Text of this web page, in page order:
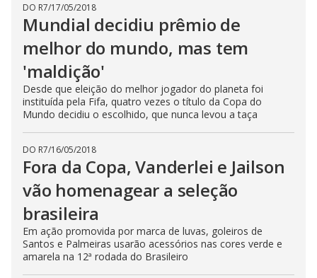
DO R7/17/05/2018
Mundial decidiu prêmio de
melhor do mundo, mas tem
'maldição'
Desde que eleição do melhor jogador do planeta foi
instituída pela Fifa, quatro vezes o título da Copa do
Mundo decidiu o escolhido, que nunca levou a taça
DO R7/16/05/2018
Fora da Copa, Vanderlei e Jailson
vão homenagear a seleção
brasileira
Em ação promovida por marca de luvas, goleiros de
Santos e Palmeiras usarão acessórios nas cores verde e
amarela na 12ª rodada do Brasileiro